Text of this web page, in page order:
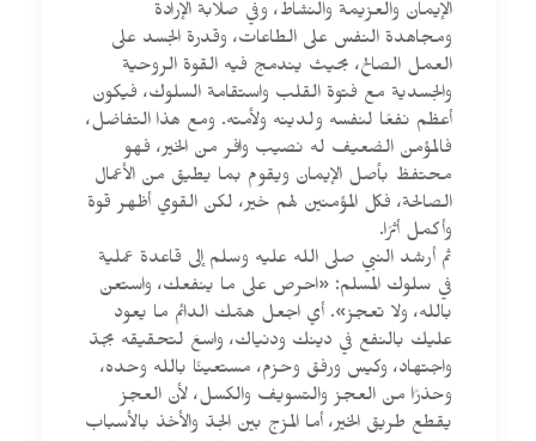
الإيمان والعزيمة والنشاط، وفي صلابة الإرادة
ومجاهدة النفس على الطاعات، وقدرة الجسد على
العمل الصالح، بحيث يندمج فيه القوة الروحية
والجسدية مع فتوة القلب واستقامة السلوك، فيكون
أعظم نفعًا لنفسه ولدينه ولأمته. ومع هذا التفاضل،
فالمؤمن الضعيف له نصيب وافر من الخير، فهو
محتفظ بأصل الإيمان ويقوم بما يطيق من الأعمال
الصالحة، فكل المؤمنين لهم خير، لكن القوي أظهر قوة
وأكمل أثرًا.
ثم أرشد النبي صلى الله عليه وسلم إلى قاعدة عملية
في سلوك المسلم: «احرص على ما ينفعك، واستعن
بالله، ولا تعجز». أي اجعل همّك الدائم ما يعود
عليك بالنفع في دينك ودنياك، واسعَ لتحقيقه بجدّ
واجتهاد، وكيس ورفق وحزم، مستعينًا بالله وحده،
وحذرًا من العجز والتسويف والكسل، لأن العجز
يقطع طريق الخير، أما المزج بين الجدّ والأخذ بالأسباب